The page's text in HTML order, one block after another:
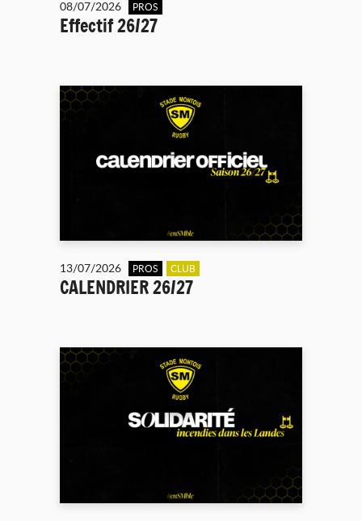
08/07/2026 PROS
Effectif 26/27
13/07/2026 PROS CLUB
CALENDRIER 26/27